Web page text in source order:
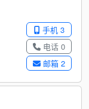
手机 3
电话 0
邮箱 2